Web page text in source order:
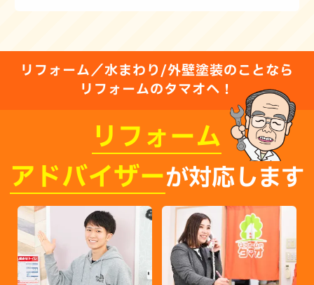
リフォーム／水まわり/外壁塗装のことなら
リフォームのタマオへ！
リフォーム
アドバイザーが対応します